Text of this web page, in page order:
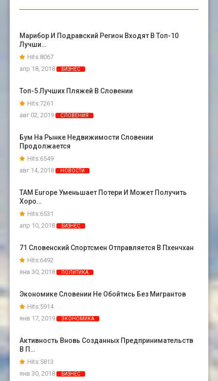
Марибор И Подравский Регион Входят В Топ-10
Лучши…
Hits:8067
апр 18, 2018
БИЗНЕС
Топ-5 Лучших Пляжей В Словении
Hits:7261
авг 02, 2019
СЛОВЕНИЯ
Бум На Рынке Недвижимости Словении
Продолжается
Hits:6549
авг 14, 2018
НОВОСТИ
TAM Europe Уменьшает Потери И Может Получить
Хоро…
Hits:6531
апр 10, 2018
БИЗНЕС
71 Словенский Спортсмен Отправляется В Пхенчхан
Hits:6492
янв 30, 2018
ПОЛИТИКА
Экономике Словении Не Обойтись Без Мигрантов
Hits:5914
янв 17, 2019
ЭКОНОМИКА
Активность Вновь Созданных Предпринимательств
В П…
Hits:5813
янв 30, 2018
БИЗНЕС